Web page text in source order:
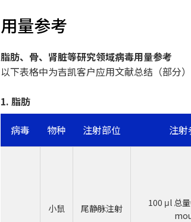
用量参考
脂肪、骨、肾脏等研究领域病毒用量参考
以下表格中为吉凯客户应用文献总结（部分
1. 脂肪
病毒
物种 注射部位 注射
小鼠 尾静脉注射
100 μl 总